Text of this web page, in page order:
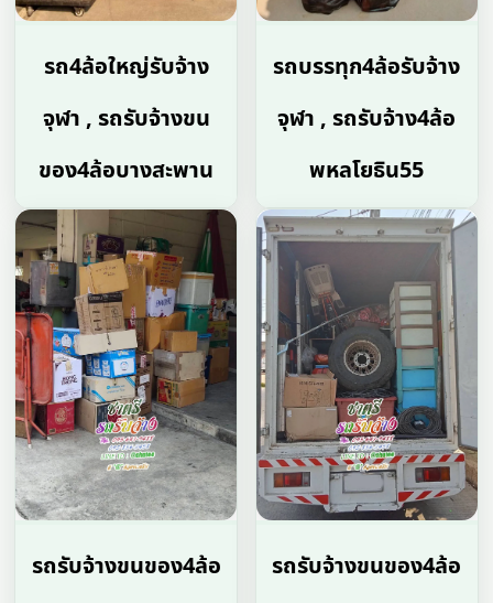
รถ4ล้อใหญ่รับจ้าง
จุฬา , รถรับจ้างขน
ของ4ล้อบางสะพาน
รถบรรทุก4ล้อรับจ้าง
จุฬา , รถรับจ้าง4ล้อ
พหลโยธิน55
รถรับจ้างขนของ4ล้อ
รถรับจ้างขนของ4ล้อ